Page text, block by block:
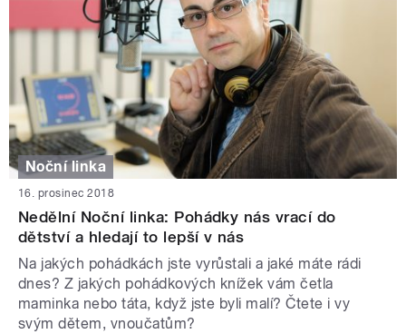
Noční linka
16. prosinec 2018
Nedělní Noční linka: Pohádky nás vrací do
dětství a hledají to lepší v nás
Na jakých pohádkách jste vyrůstali a jaké máte rádi
dnes? Z jakých pohádkových knížek vám četla
maminka nebo táta, když jste byli malí? Čtete i vy
svým dětem, vnoučatům?